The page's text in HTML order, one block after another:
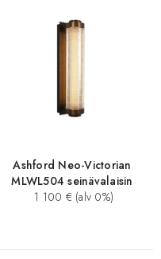
Ashford Neo-Victorian
MLWL504 seinävalaisin
1 100 € (alv 0%)